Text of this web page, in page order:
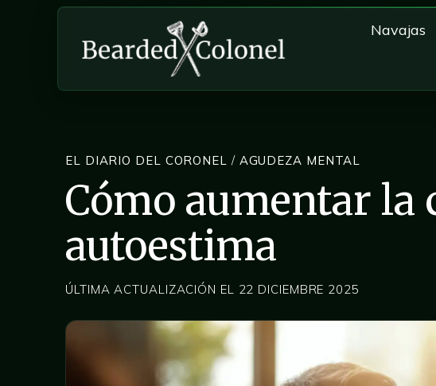
Navajas
EL DIARIO DEL CORONEL / AGUDEZA MENTAL
Cómo aumentar la
autoestima
ÚLTIMA ACTUALIZACIÓN EL 22 DICIEMBRE 2025